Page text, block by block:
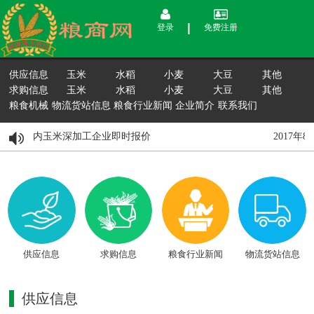
登录 免费注册
供应信息 玉米 水稻 小麦 大豆
其他
求购信息
玉米 水稻 小麦 大豆
其他
粮食机械 物流货站信息 粮食行业新闻 企业简介 联系我们
15日国内玉米深加工企业即时报价 2017年8
供应信息 求购信息 粮食行业新闻 物流货站信息
供应信息